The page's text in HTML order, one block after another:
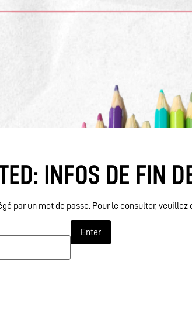
INFOS DE FIN
par un mot de passe. Pour le consulter, veuillez